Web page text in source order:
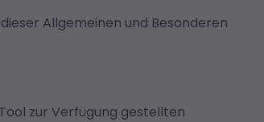
Allgemeinen und Besonderen
zur Verfügung gestellten